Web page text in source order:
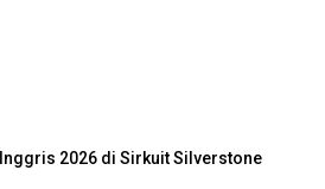
2026 di Sirkuit Silverstone